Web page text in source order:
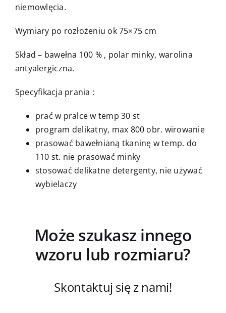
niemowlęcia.
Wymiary po rozłożeniu ok 75×75 cm
Skład – bawełna 100 % , polar minky, warolina
antyalergiczna.
Specyfikacja prania :
prać w pralce w temp 30 st
program delikatny, max 800 obr. wirowanie
prasować bawełnianą tkaninę w temp. do
110 st. nie prasować minky
stosować delikatne detergenty, nie używać
wybielaczy
Może szukasz innego
wzoru lub rozmiaru?
Skontaktuj się z nami!